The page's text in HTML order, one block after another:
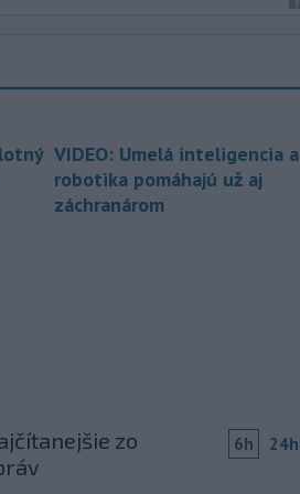
VIDEO: Umelá inteligencia a
robotika pomáhajú už aj
záchranárom
zo
6h 24h